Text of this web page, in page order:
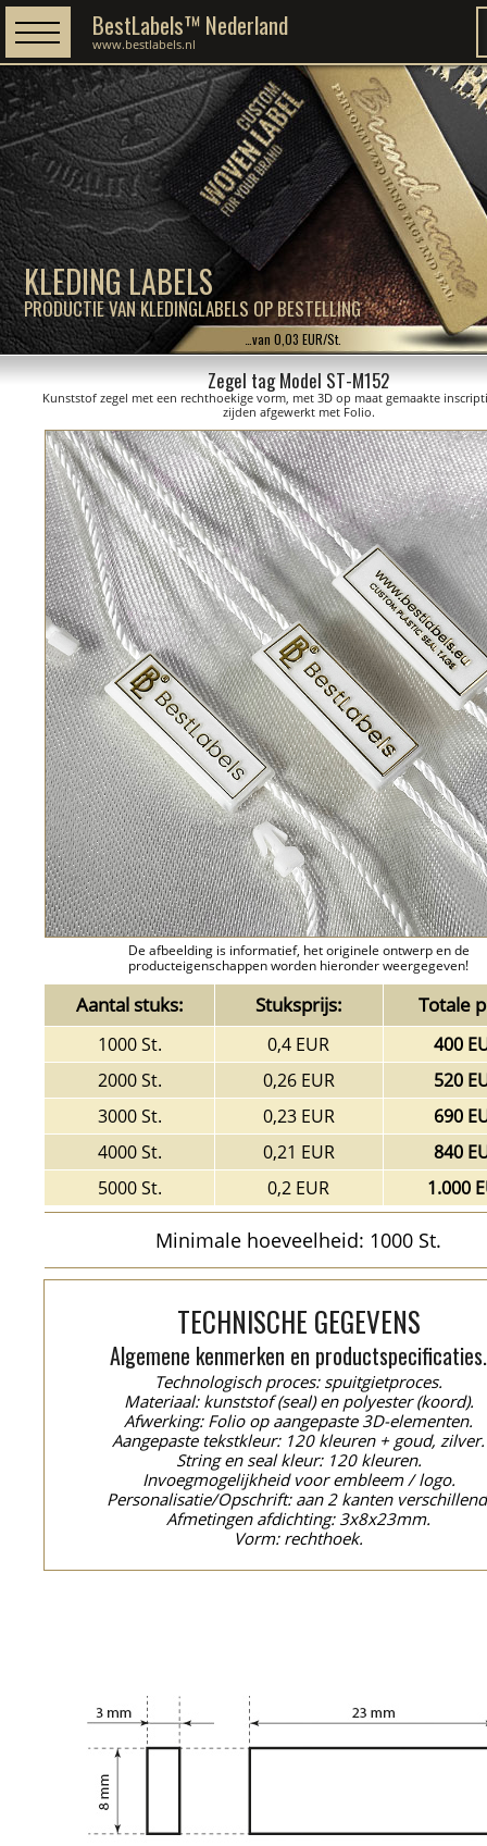
KLEDING LABELS
PRODUCTIE VAN KLEDINGLABELS OP BESTELLING
BestLabels™ Nederland
www.bestlabels.nl
…van 0,03 EUR/St.
Zegel tag Model ST-M152
Kunststof zegel met een rechthoekige vorm, met 3D op maat gemaakte
zijden afgewerkt met Folio.
De afbeelding is informatief, het originele ontwerp en de
producteigenschappen worden hieronder weergegeven!
Aantal stuks: Stuksprijs: Totale
1000 St. 0,4 EUR
400
2000 St.
0,26 EUR
520
3000 St.
0,23 EUR
690
4000 St.
0,21 EUR
840
5000 St.
0,2 EUR 1.000
Minimale hoeveelheid: 1000 St.
TECHNISCHE GEGEVENS
Algemene kenmerken en productspecificaties.
Technologisch proces: spuitgietproces.
Materiaal: kunststof (seal) en polyester (koord).
Afwerking: Folio op aangepaste 3D-elementen.
Aangepaste tekstkleur: 120 kleuren + goud, zilver.
String en seal kleur: 120 kleuren.
Invoegmogelijkheid voor embleem / logo.
Personalisatie/Opschrift: aan 2 kanten
Afmetingen afdichting: 3x8x23mm.
Vorm: rechthoek.